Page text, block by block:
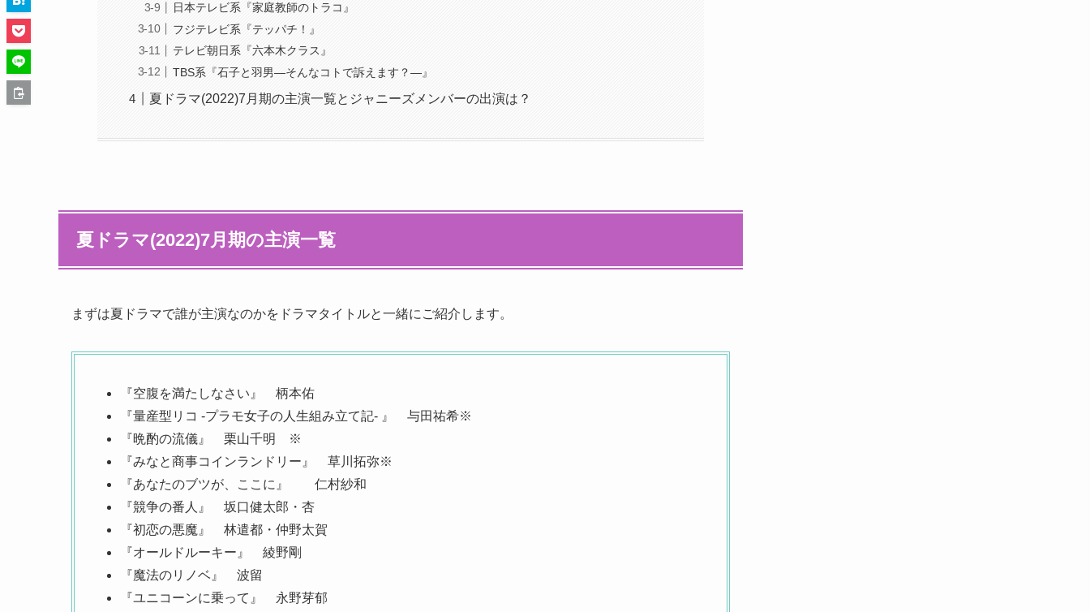
日本テレビ系『家庭教師のトラコ』
フジテレビ系『テッパチ！』
テレビ朝日系『六本木クラス』
TBS系『石子と羽男―そんなコトで訴えます？―』
夏ドラマ(2022)7月期の主演一覧とジャニーズメンバーの出演は？
夏ドラマ(2022)7月期の主演一覧
まずは夏ドラマで誰が主演なのかをドラマタイトルと一緒にご紹介します。
『空腹を満たしなさい』 柄本佑
『量産型リコ -プラモ女子の人生組み立て記- 』 与田祐希※
『晩酌の流儀』 栗山千明 ※
『みなと商事コインランドリー』 草川拓弥※
『あなたのブツが、ここに』 仁村紗和
『競争の番人』 坂口健太郎・杏
『初恋の悪魔』 林遣都・仲野太賀
『オールドルーキー』 綾野剛
『魔法のリノベ』 波留
『ユニコーンに乗って』 永野芽郁